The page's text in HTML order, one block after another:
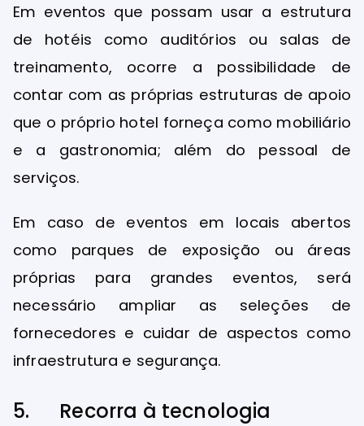
Em eventos que possam usar a estrutura
de hotéis como auditórios ou salas de
treinamento, ocorre a possibilidade de
contar com as próprias estruturas de apoio
que o próprio hotel forneça como mobiliário
e a gastronomia; além do pessoal de
serviços.
Em caso de eventos em locais abertos
como parques de exposição ou áreas
próprias para grandes eventos, será
necessário ampliar as seleções de
fornecedores e cuidar de aspectos como
infraestrutura e segurança.
5. Recorra à tecnologia